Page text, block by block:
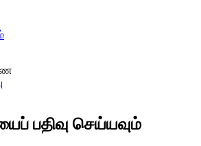
பதிவு செய்யவும்